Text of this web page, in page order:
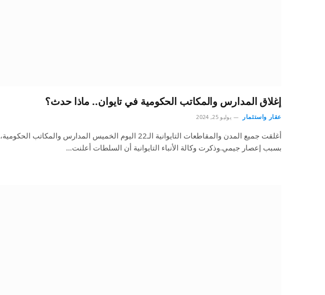
إغلاق المدارس والمكاتب الحكومية في تايوان.. ماذا حدث؟
عقار واستثمار يوليو 25, 2024
أغلقت جميع المدن والمقاطعات التايوانية الـ22 اليوم الخميس المدارس والمكاتب الحكومية،
بسبب إعصار جيمي.وذكرت وكالة الأنباء التايوانية أن السلطات أعلنت…